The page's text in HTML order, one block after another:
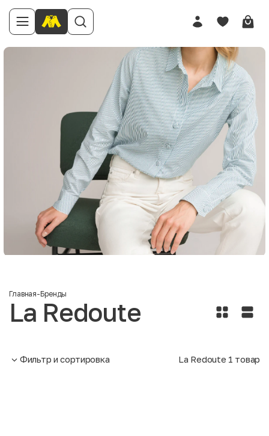
Главная-Бренды
La Redoute
Фильтр и сортировка La Redoute 1 товар